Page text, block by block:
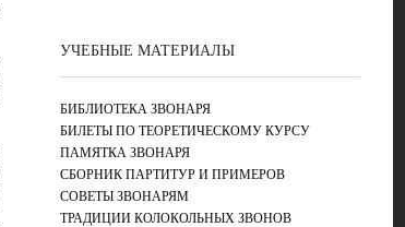
УЧЕБНЫЕ МАТЕРИАЛЫ
БИБЛИОТЕКА ЗВОНАРЯ
БИЛЕТЫ ПО ТЕОРЕТИЧЕСКОМУ КУРСУ
ПАМЯТКА ЗВОНАРЯ
СБОРНИК ПАРТИТУР И ПРИМЕРОВ
СОВЕТЫ ЗВОНАРЯМ
ТРАДИЦИИ КОЛОКОЛЬНЫХ ЗВОНОВ